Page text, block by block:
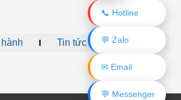
Tin tức Liên hệ
📞 Hotline
💬 Zalo
✉ Email
💬 Messenger